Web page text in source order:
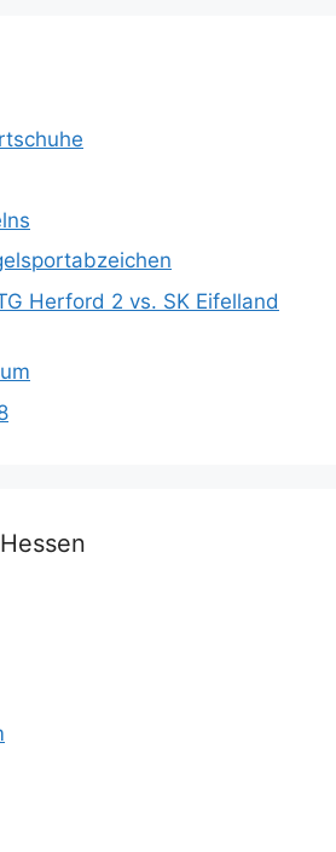
Herford 2 vs. SK Eifelland